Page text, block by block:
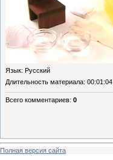
Язык: Русский
Длительность материала: 00:01:04
Всего комментариев: 0
Полная версия сайта